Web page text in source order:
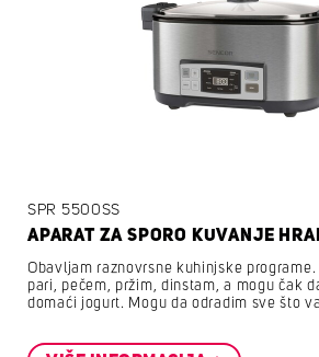
SPR 5500SS
APARAT ZA SPORO KUVANJE
Obavljam raznovrsne kuhinjske
pari, pečem, pržim, dinstam, a mogu čak
domaći jogurt. Mogu da odradim sve što